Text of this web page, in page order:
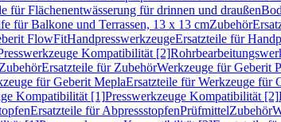
für Flächenentwässerung für drinnen und draußen
für Balkone und Terrassen, 13 x 13 cmZubehör
FlowFitHandpresswerkzeugeErsatzteile für
Kompatibilität [2]
ZubehörErsatzteile für ZubehörWerkzeuge für Geberit
für Geberit MeplaErsatzteile für Werkzeuge für
Kompatibilität [1]Presswerkzeuge Kompatibilität [2]
Ersatzteile für AbpressstopfenPrüfmittelZubehör